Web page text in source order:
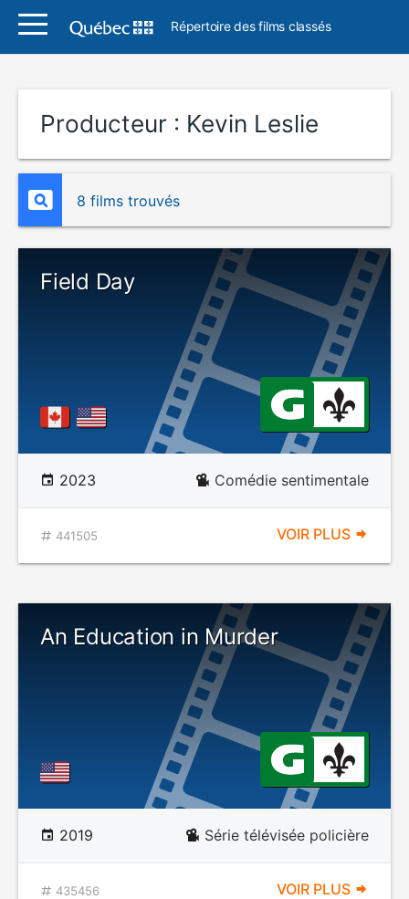
Répertoire des films classés
Producteur : Kevin Leslie
8 films trouvés
Field Day
2023 Comédie sentimentale
441505 VOIR PLUS
An Education in Murder
2019 Série télévisée policière
435456 VOIR PLUS